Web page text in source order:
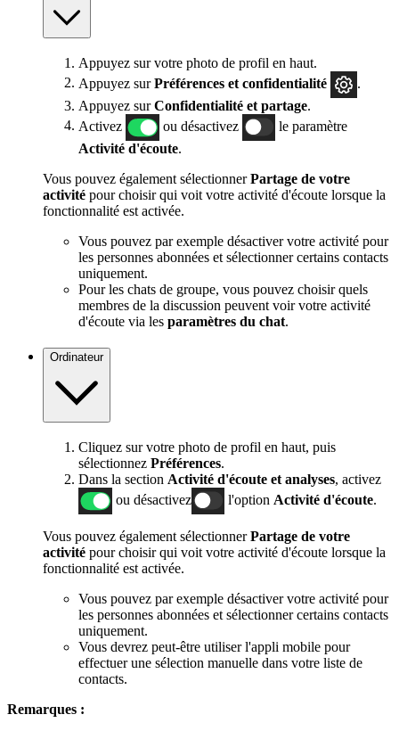
Appuyez sur votre photo de profil en haut.
Appuyez surPréférences et confidentialité
Appuyez surConfidentialité et partage.
Activez
ou désactivez
le paramètre
Activité d'écoute.
Vous pouvez également sélectionnerPartage de votre
activité pour choisir qui voit votre activité d'écoute lorsque la
fonctionnalité est activée.
Vous pouvez par exemple désactiver votre activité pour
les personnes abonnées et sélectionner certains contacts
uniquement.
Pour les chats de groupe, vous pouvez choisir quels
membres de la discussion peuvent voir votre activité
d'écoute via les paramètres du chat.
Ordinateur
Cliquez sur votre photo de profil en haut, puis
sélectionnez Préférences.
Dans la section Activité d'écoute et analyses, activez
ou désactivez
l'option Activité d'écoute.
Vous pouvez également sélectionnerPartage de votre
activité pour choisir qui voit votre activité d'écoute lorsque la
fonctionnalité est activée.
Vous pouvez par exemple désactiver votre activité pour
les personnes abonnées et sélectionner certains contacts
uniquement.
Vous devrez peut-être utiliser l'appli mobile pour
effectuer une sélection manuelle dans votre liste de
contacts.
Remarques :